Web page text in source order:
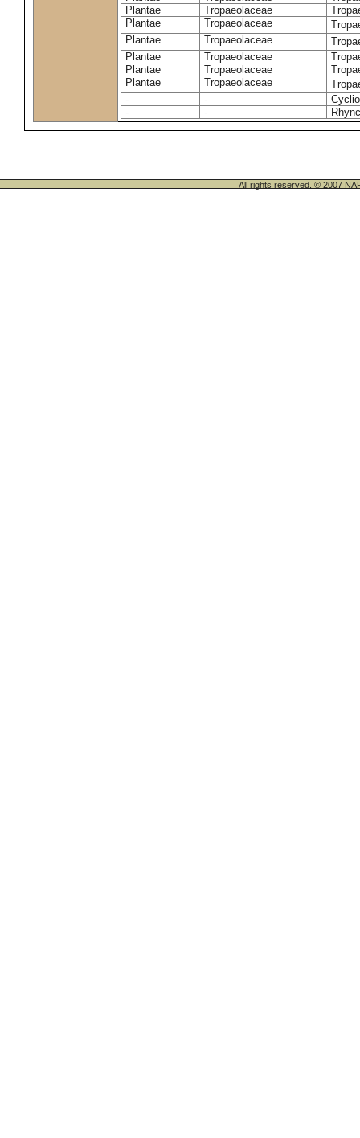
Plantae
Tropaeolaceae
Plantae
Tropaeolaceae
Plantae
Tropaeolaceae
Plantae
Tropaeolaceae
Plantae
Tropaeolaceae
Plantae
Tropaeolaceae
-
-
-
-
All rights reserved. © 2007